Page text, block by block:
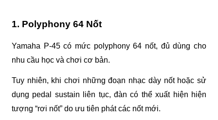
1. Polyphony 64 Nốt
Yamaha P-45 có mức polyphony 64 nốt, đủ dùng cho
nhu cầu học và chơi cơ bản.
Tuy nhiên, khi chơi những đoạn nhạc dày nốt hoặc sử
dụng pedal sustain liên tục, đàn có thể xuất hiện hiện
tượng “rơi nốt” do ưu tiên phát các nốt mới.